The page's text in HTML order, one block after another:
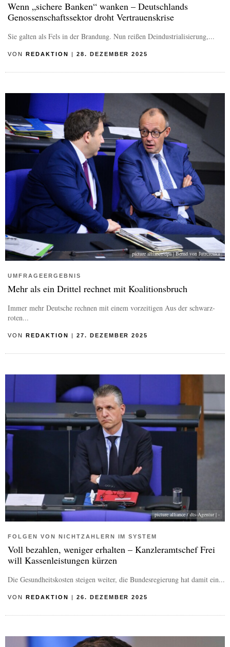
Wenn „sichere Banken“ wanken – Deutschlands
Genossenschaftssektor droht Vertrauenskrise
Sie galten als Fels in der Brandung. Nun reißen Deindustrialisierung,...
VON REDAKTION 28. DEZEMBER 2025
picture alliance/dpa | Bernd von Jutrczenka
UMFRAGEERGEBNIS
Mehr als ein Drittel rechnet mit Koalitionsbruch
Immer mehr Deutsche rechnen mit einem vorzeitigen Aus der schwarz-
roten...
VON REDAKTION 27. DEZEMBER 2025
picture alliance / dts-Agentur | -
FOLGEN VON NICHTZAHLERN IM SYSTEM
Voll bezahlen, weniger erhalten – Kanzleramtschef Frei
will Kassenleistungen kürzen
Die Gesundheitskosten steigen weiter, die Bundesregierung hat damit ein...
VON REDAKTION | 26. DEZEMBER 2025